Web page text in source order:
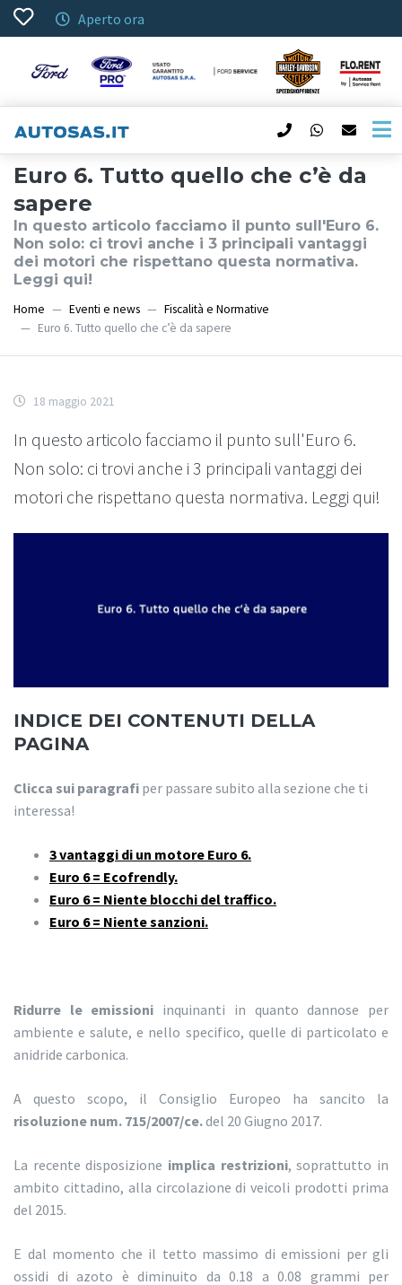
Aperto ora
Euro 6. Tutto quello che c’è da
sapere
In questo articolo facciamo il punto sull'Euro 6.
Non solo: ci trovi anche i 3 principali vantaggi
dei motori che rispettano questa normativa.
Leggi qui!
Home Eventi e news
Fiscalità e Normative
Euro 6. Tutto quello che c’è da sapere
18 maggio 2021
In questo articolo facciamo il punto sull'Euro 6.
Non solo: ci trovi anche i 3 principali vantaggi dei
motori che rispettano questa normativa. Leggi qui!
INDICE DEI CONTENUTI DELLA
PAGINA
Clicca sui paragrafi per passare subito alla sezione che ti
interessa!
3 vantaggi di un motore Euro 6.
Euro 6 = Ecofrendly.
Euro 6 = Niente blocchi del traffico.
Euro 6 = Niente sanzioni.
Ridurre le emissioni inquinanti in quanto dannose per
ambiente e salute, e nello specifico, quelle di particolato e
anidride carbonica.
A questo scopo, il Consiglio Europeo ha sancito la
risoluzione num. 715/2007/ce.del 20 Giugno 2017.
La recente disposizione implica restrizioni, soprattutto in
ambito cittadino, alla circolazione di veicoli prodotti prima
del 2015.
E dal momento che il tetto massimo di emissioni per gli
ossidi di azoto è diminuito da 0.18 a 0.08 grammi per